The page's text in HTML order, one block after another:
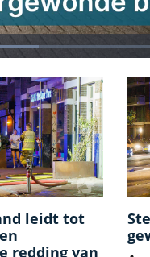
leidt tot
redding van